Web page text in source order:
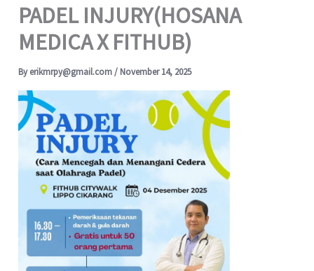
PADEL INJURY(HOSANA
MEDICA X FITHUB)
Byerikmrpy@gmail.com/ November 14, 2025